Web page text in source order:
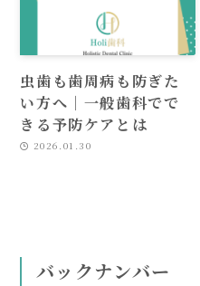
虫歯も歯周病も防ぎた
い方へ｜一般歯科でで
きる予防ケアとは
2026.01.30
バックナンバー